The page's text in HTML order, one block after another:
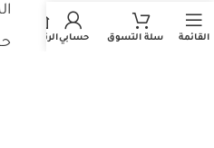
من نحن
تواصل معناالقائمة سلة التسوق حسابيالرئيسية